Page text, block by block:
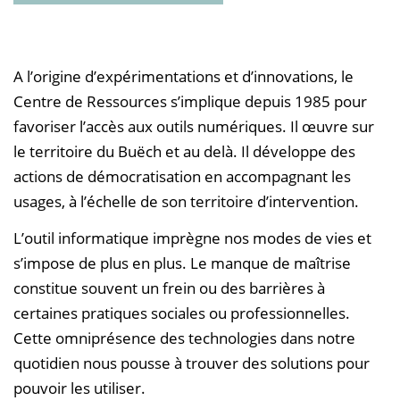
A l’origine d’expérimentations et d’innovations, le
Centre de Ressources s’implique depuis 1985 pour
favoriser l’accès aux outils numériques. Il œuvre sur
le territoire du Buëch et au delà. Il développe des
actions de démocratisation en accompagnant les
usages, à l’échelle de son territoire d’intervention.
L’outil informatique imprègne nos modes de vies et
s’impose de plus en plus. Le manque de maîtrise
constitue souvent un frein ou des barrières à
certaines pratiques sociales ou professionnelles.
Cette omniprésence des technologies dans notre
quotidien nous pousse à trouver des solutions pour
pouvoir les utiliser.